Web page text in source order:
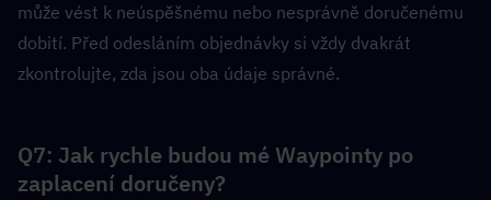
může vést k neúspěšnému nebo nesprávně doručenému
dobití. Před odesláním objednávky si vždy dvakrát
zkontrolujte, zda jsou oba údaje správné.
Q7: Jak rychle budou mé Waypointy po
zaplacení doručeny?